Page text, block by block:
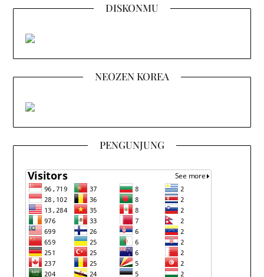
DISKONMU
NEOZEN KOREA
PENGUNJUNG